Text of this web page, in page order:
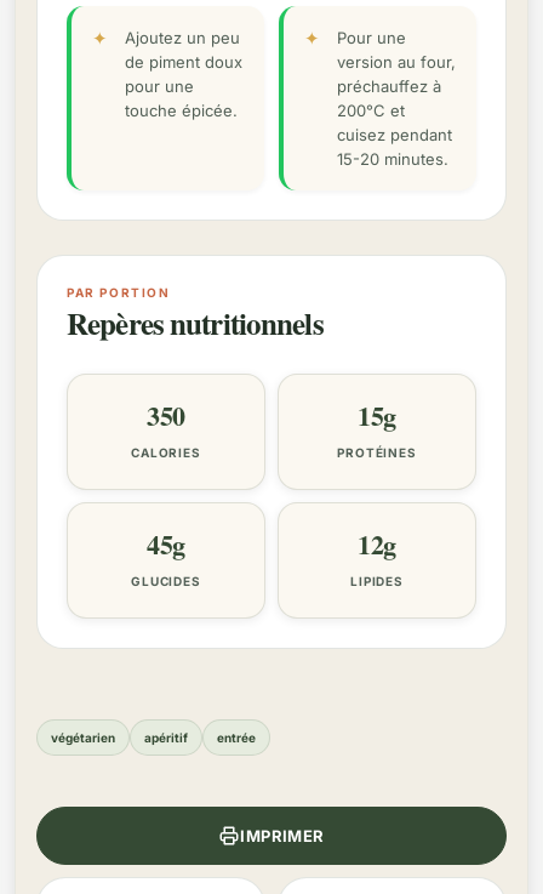
Ajoutez un peu
de piment doux
pour une
touche épicée.
Pour une
version au four,
préchauffez à
200°C et
cuisez pendant
15-20 minutes.
PAR PORTION
Repères nutritionnels
350
CALORIES
15g
PROTÉINES
45g
GLUCIDES
12g
LIPIDES
végétarien apéritif entrée
IMPRIMER